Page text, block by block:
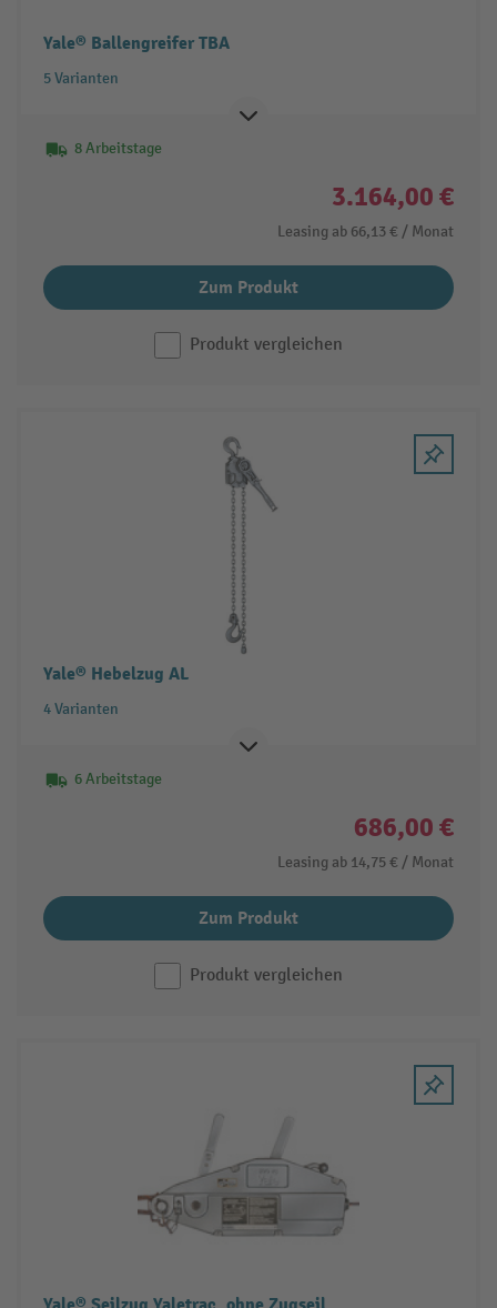
Yale® Ballengreifer TBA
5 Varianten
8 Arbeitstage
3.164,00 €
Leasing ab 66,13 € / Monat
Zum Produkt
Produkt vergleichen
Yale® Hebelzug AL
4 Varianten
6 Arbeitstage
686,00 €
Leasing ab 14,75 € / Monat
Zum Produkt
Produkt vergleichen